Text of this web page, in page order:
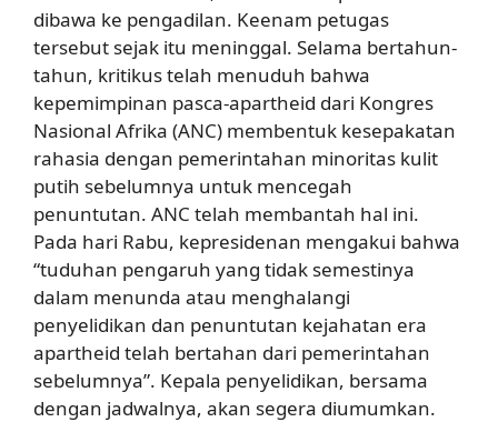
dibawa ke pengadilan. Keenam petugas
tersebut sejak itu meninggal. Selama bertahun-
tahun, kritikus telah menuduh bahwa
kepemimpinan pasca-apartheid dari Kongres
Nasional Afrika (ANC) membentuk kesepakatan
rahasia dengan pemerintahan minoritas kulit
putih sebelumnya untuk mencegah
penuntutan. ANC telah membantah hal ini.
Pada hari Rabu, kepresidenan mengakui bahwa
“tuduhan pengaruh yang tidak semestinya
dalam menunda atau menghalangi
penyelidikan dan penuntutan kejahatan era
apartheid telah bertahan dari pemerintahan
sebelumnya”. Kepala penyelidikan, bersama
dengan jadwalnya, akan segera diumumkan.